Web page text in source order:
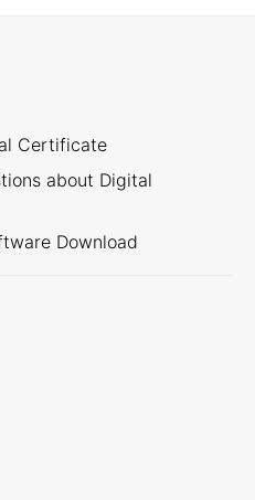
Certificate
about Digital
Download